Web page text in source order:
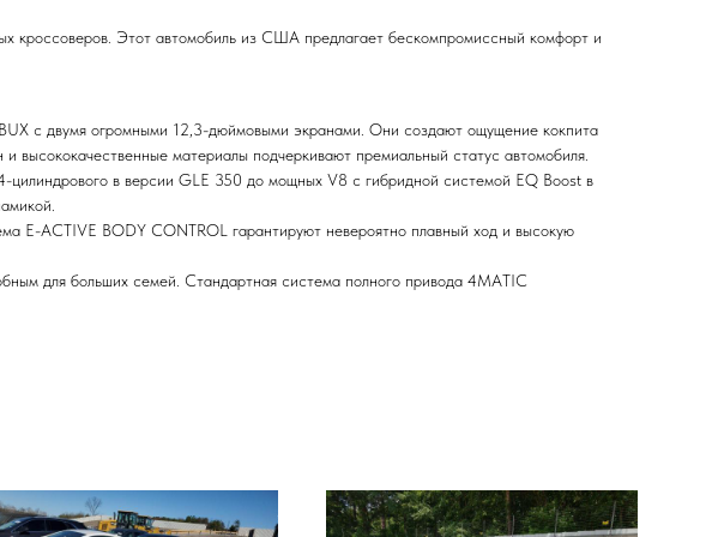
кроссоверов. Этот автомобиль из США предлагает бескомпромиссный комфорт и
с двумя огромными 12,3-дюймовыми экранами. Они создают ощущение кокпита
материалы подчеркивают премиальный статус автомобиля.
цилиндрового в версии GLE 350 до мощных V8 с гибридной системой EQ Boost в
E-ACTIVE BODY CONTROL гарантируют невероятно плавный ход и высокую
для больших семей. Стандартная система полного привода 4MATIC